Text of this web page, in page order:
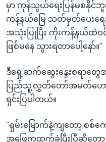
မှာ ကုန်သွယ်ရေးပြန်မစနိုင်ဘူ
ကန့်နယ်မြေ သတ်မှတ်ပေးရ
အသုံးပြုပြီး ကိုးကန့်နယ်ထဲ
ဖြစ်မနေ သွားရတာပေါ့နော်။"
ဒီရှေ့ဆက်ဆွေးနွေးစရာတွေ
ပြည်သူ့လွှတ်တော်အမတ်ဟေ
ရှင်းပြပါတယ်။
"ရှမ်းမြောက်နဲ့ကျတော့ စ
အဖြေကထွက်ခဲ့ပြီးပြီဆိုတော့